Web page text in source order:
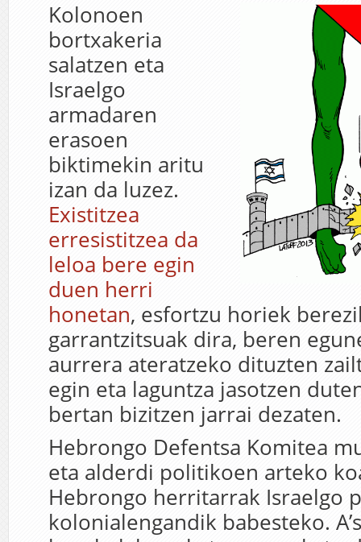
Kolonoen
bortxakeria
salatzen eta
Israelgo
armadaren
erasoen
biktimekin aritu
izan da luzez.
Existitzea
erresistitzea da
leloa bere egin
duen herri
honetan, esfortzu horiek
garrantzitsuak dira, beren
aurrera ateratzeko dituzten
egin eta laguntza jasotzen
bertan bizitzen jarrai dezaten.
Hebrongo Defentsa Komitea
eta alderdi politikoen arteko
Hebrongo herritarrak Israelgo
kolonialengandik babesteko.